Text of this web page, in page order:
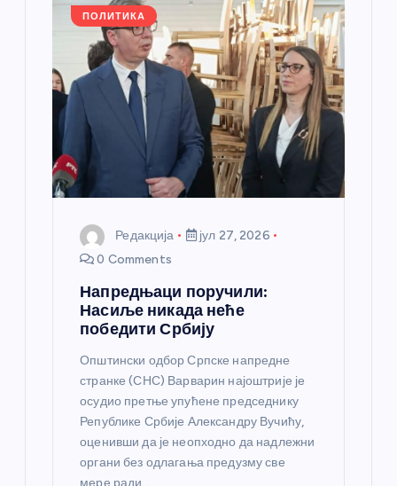
ПОЛИТИКА
Редакција
јул 27, 2026
0 Comments
Напредњаци поручили:
Насиље никада неће
победити Србију
Општински одбор Српске напредне
странке (СНС) Варварин најоштрије је
осудио претње упућене председнику
Републике Србије Александру Вучићу,
оценивши да је неопходно да надлежни
органи без одлагања предузму све